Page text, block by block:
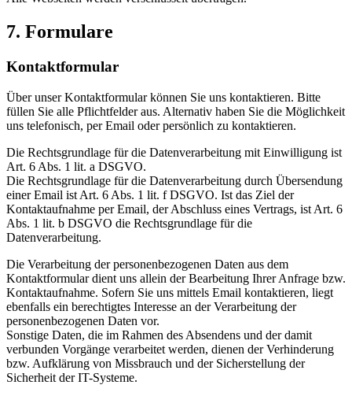
7. Formulare
Kontaktformular
Über unser Kontaktformular können Sie uns kontaktieren. Bitte
füllen Sie alle Pflichtfelder aus. Alternativ haben Sie die Möglichkeit
uns telefonisch, per Email oder persönlich zu kontaktieren.
Die Rechtsgrundlage für die Datenverarbeitung mit Einwilligung ist
Art. 6 Abs. 1 lit. a DSGVO.
Die Rechtsgrundlage für die Datenverarbeitung durch Übersendung
einer Email ist Art. 6 Abs. 1 lit. f DSGVO. Ist das Ziel der
Kontaktaufnahme per Email, der Abschluss eines Vertrags, ist Art. 6
Abs. 1 lit. b DSGVO die Rechtsgrundlage für die
Datenverarbeitung.
Die Verarbeitung der personenbezogenen Daten aus dem
Kontaktformular dient uns allein der Bearbeitung Ihrer Anfrage bzw.
Kontaktaufnahme. Sofern Sie uns mittels Email kontaktieren, liegt
ebenfalls ein berechtigtes Interesse an der Verarbeitung der
personenbezogenen Daten vor.
Sonstige Daten, die im Rahmen des Absendens und der damit
verbunden Vorgänge verarbeitet werden, dienen der Verhinderung
bzw. Aufklärung von Missbrauch und der Sicherstellung der
Sicherheit der IT-Systeme.